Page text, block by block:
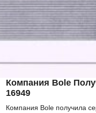
Компания Bole
16949
Компания Bole получила